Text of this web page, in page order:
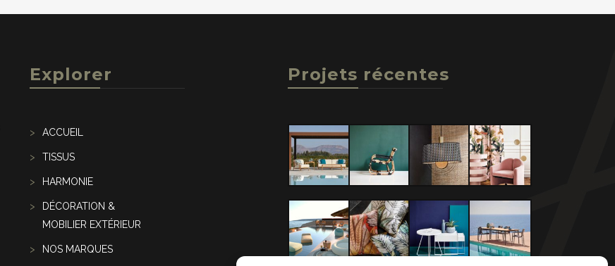
Explorer
ACCUEIL
TISSUS
HARMONIE
DÉCORATION &
MOBILIER EXTÉRIEUR
NOS MARQUES
Projets récentes